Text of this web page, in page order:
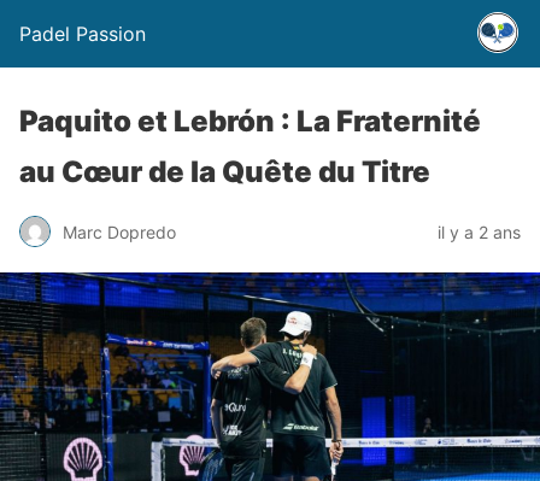
Padel Passion
Paquito et Lebrón : La Fraternité
au Cœur de la Quête du Titre
Marc Dopredo il y a 2 ans